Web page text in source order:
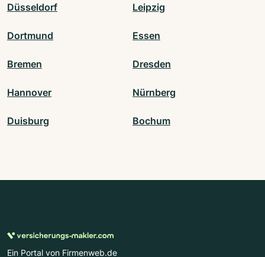
Düsseldorf Leipzig
Dortmund Essen
Bremen Dresden
Hannover Nürnberg
Duisburg Bochum
Ein Portal von Firmenweb.de